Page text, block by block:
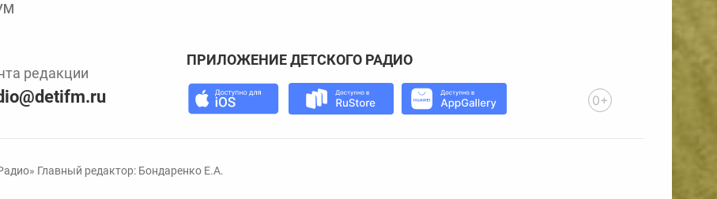
редакции
ПРИЛОЖЕНИЕ ДЕТСКОГО РАДИО
0+
Главный редактор: Бондаренко Е.А.